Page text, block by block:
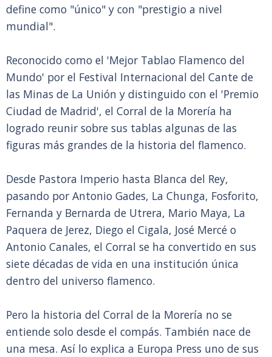
define como "único" y con "prestigio a nivel
mundial".
Reconocido como el 'Mejor Tablao Flamenco del
Mundo' por el Festival Internacional del Cante de
las Minas de La Unión y distinguido con el 'Premio
Ciudad de Madrid', el Corral de la Morería ha
logrado reunir sobre sus tablas algunas de las
figuras más grandes de la historia del flamenco.
Desde Pastora Imperio hasta Blanca del Rey,
pasando por Antonio Gades, La Chunga, Fosforito,
Fernanda y Bernarda de Utrera, Mario Maya, La
Paquera de Jerez, Diego el Cigala, José Mercé o
Antonio Canales, el Corral se ha convertido en sus
siete décadas de vida en una institución única
dentro del universo flamenco.
Pero la historia del Corral de la Morería no se
entiende solo desde el compás. También nace de
una mesa. Así lo explica a Europa Press uno de sus